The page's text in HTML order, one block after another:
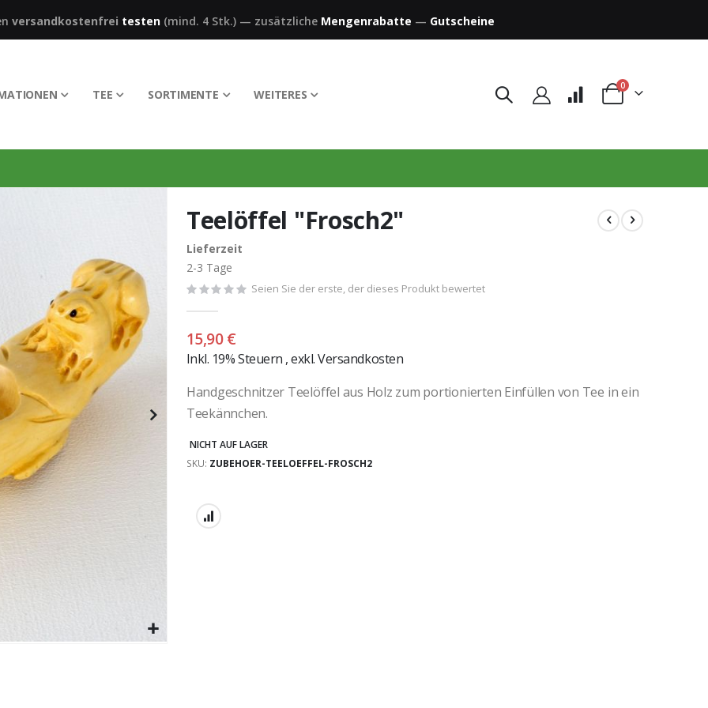
versandkostenfrei testen(mind. 4 Stk.)— zusätzliche Mengenrabatte — Gutscheine
TEE SORTIMENTE WEITERES Warenkorb
0Artikel
Teelöffel "Frosch2"
Lieferzeit
2-3 Tage
Seien Sie der erste, der dieses Produkt bewertet
15,90 €
Inkl. 19% Steuern ,exkl.Versandkosten
Handgeschnitzer Teelöffel aus Holz zum portionierten Einfüllen von Tee in ein
Teekännchen.
NICHT AUF LAGER
SKU ZUBEHOER-TEELOEFFEL-FROSCH2